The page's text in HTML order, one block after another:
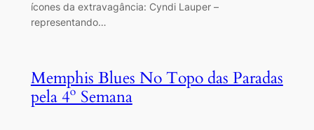
ícones da extravagância: Cyndi Lauper –
representando…
Memphis Blues No Topo das Paradas
pela 4º Semana